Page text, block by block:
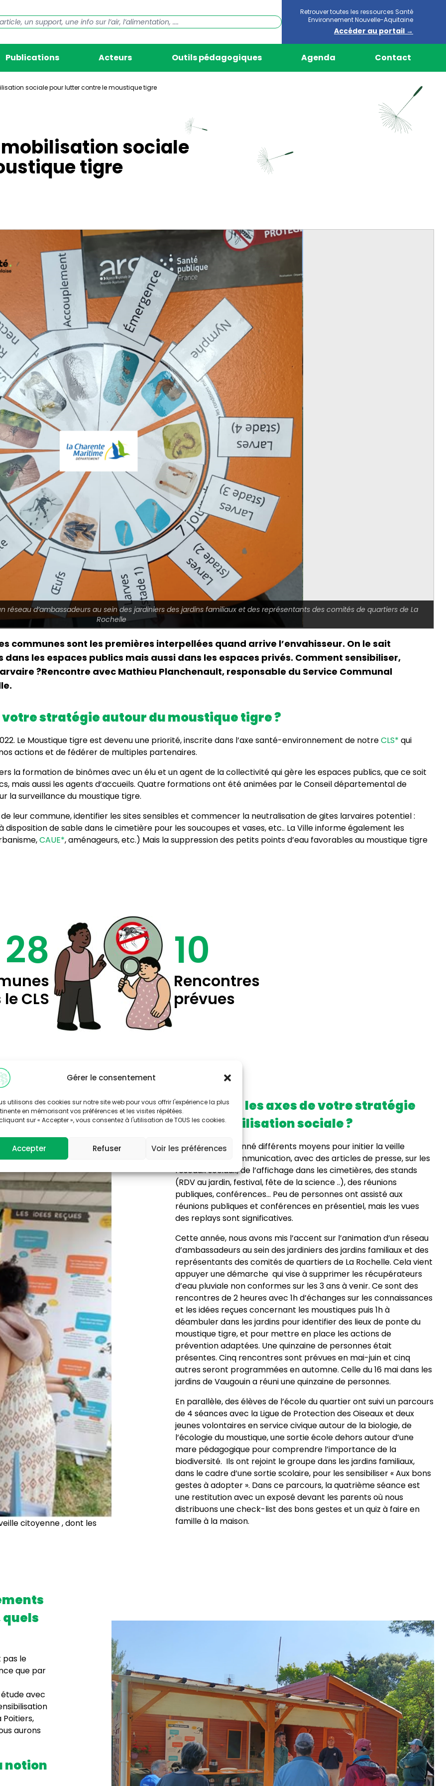
Gérer le consentement
utilisons des cookies sur notre site web pour vous offrir l'expérience la plus
en mémorisant vos préférences et les visites répétées.
sur « Accepter », vous consentez à l'utilisation de TOUS les cookies.
Accepter Refuser Voir les préférences
Retrouver toutes les ressources Santé
Environnement Nouvelle-Aquitaine
Accéder au portail →
Publications Acteurs Outils pédagogiques Agenda Contact
sociale pour lutter contre le moustique tigre
mobilisation sociale
tigre
réseau d’ambassadeurs au sein des jardiniers des jardins familiaux et des représentants des comités de quartiers de La
Rochelle
communes sont les premières interpellées quand arrive l’envahisseur. On le sait
les espaces publics mais aussi dans les espaces privés. Comment sensibiliser,
?Rencontre avec Mathieu Planchenault, responsable du Service Communal
stratégie autour du moustique tigre ?
Le Moustique tigre est devenu une priorité, inscrite dans l’axe santé-environnement de notreCLS* qui
actions et de fédérer de multiples partenaires.
la formation de binômes avec un élu et un agent de la collectivité qui gère les espaces publics, que ce soit
mais aussi les agents d’accueils. Quatre formations ont été animées par le Conseil départemental de
la surveillance du moustique tigre.
leur commune, identifier les sites sensibles et commencer la neutralisation de gites larvaires potentiel :
de sable dans le cimetière pour les soucoupes et vases, etc.. La Ville informe également les
CAUE*, aménageurs, etc.) Mais la suppression des petits points d’eau favorables au moustique tigre
28
CLS
10
Rencontres
prévues
citoyenne , dont les
Quels sont les axes de votre stratégie
sur la mobilisation sociale ?
Nous avons actionné différents moyens pour initier la veille
citoyenne : la communication, avec des articles de presse, sur les
réseaux sociaux, de l’affichage dans les cimetières, des stands
(RDV au jardin, festival, fête de la science ..), des réunions
publiques, conférences… Peu de personnes ont assisté aux
réunions publiques et conférences en présentiel, mais les vues
des replays sont significatives.
Cette année, nous avons mis l’accent sur l’animation d’un réseau
d’ambassadeurs au sein des jardiniers des jardins familiaux et des
représentants des comités de quartiers de La Rochelle. Cela vient
appuyer une démarche qui vise à supprimer les récupérateurs
d’eau pluviale non conformes sur les 3 ans à venir. Ce sont des
rencontres de 2 heures avec 1h d’échanges sur les connaissances
et les idées reçues concernant les moustiques puis 1h à
déambuler dans les jardins pour identifier des lieux de ponte du
moustique tigre, et pour mettre en place les actions de
prévention adaptées. Une quinzaine de personnes était
présentes. Cinq rencontres sont prévues en mai-juin et cinq
autres seront programmées en automne. Celle du 16 mai dans les
jardins de Vaugouin a réuni une quinzaine de personnes.
En parallèle, des élèves de l’école du quartier ont suivi un parcours
de 4 séances avec la Ligue de Protection des Oiseaux et deux
jeunes volontaires en service civique autour de la biologie, de
l’écologie du moustique, une sortie école dehors autour d’une
mare pédagogique pour comprendre l’importance de la
biodiversité. Ils ont rejoint le groupe dans les jardins familiaux,
dans le cadre d’une sortie scolaire, pour les sensibiliser « Aux bons
gestes à adopter ». Dans ce parcours, la quatrième séance est
une restitution avec un exposé devant les parents où nous
distribuons une check-list des bons gestes et un quiz à faire en
famille à la maison.
pas le
que par
avec
Poitiers,
aurons
notion